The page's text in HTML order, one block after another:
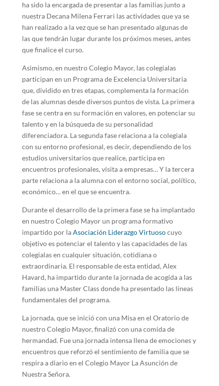
ha sido la encargada de presentar a las familias junto a
nuestra Decana Milena Ferrari las actividades que ya se
han realizado a la vez que se han presentado algunas de
las que tendrán lugar durante los próximos meses, antes
que finalice el curso.
Asimismo, en nuestro Colegio Mayor, las colegialas
participan en un Programa de Excelencia Universitaria
que, dividido en tres etapas, complementa la formación
de las alumnas desde diversos puntos de vista. La primera
fase se centra en su formación en valores, en potenciar su
talento y en la búsqueda de su personalidad
diferenciadora. La segunda fase relaciona a la colegiala
con su entorno profesional, es decir, dependiendo de los
estudios universitarios que realice, participa en
encuentros profesionales, visita a empresas… Y la tercera
parte relaciona a la alumna con el entorno social, político,
económico… en el que se encuentra.
Durante el desarrollo de la primera fase se ha implantado
en nuestro Colegio Mayor un programa formativo
impartido por laAsociación Liderazgo Virtuosocuyo
objetivo es potenciar el talento y las capacidades de las
colegialas en cualquier situación, cotidiana o
extraordinaria. El responsable de esta entidad, Alex
Havard, ha impartido durante la jornada de acogida a las
familias una Master Class donde ha presentado las líneas
fundamentales del programa.
La jornada, que se inició con una Misa en el Oratorio de
nuestro Colegio Mayor, finalizó con una comida de
hermandad. Fue una jornada intensa llena de emociones y
encuentros que reforzó el sentimiento de familia que se
respira a diario en el Colegio Mayor La Asunción de
Nuestra Señora.